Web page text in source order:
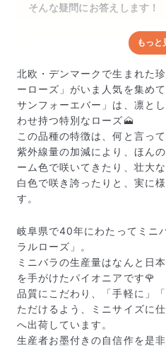
そんな疑問にお答えします！
どんな梱包で届くの？
出荷前に水揚げ（花が水を吸
し、専用ボックスに丁寧に梱
きゅっとまとめられて一見窮
中の衝撃による折れや擦れを
もっと
北欧・デンマークで生まれた
ーローズ」がいま人気を集め
サンフォーエバー」は、凛と
わせ持つ特別なローズ🗻
この品種の特徴は、何と言っ
紫外線量の加減により、ほん
ーム色で咲いてきたり、壮大
白色で咲き誇ったりと、実に
す。
岐阜県で40年にわたってミニ
ラルローズ」。
ミニバラの生産量はなんと日
を手がけたパイオニアです🌹
品質にこだわり、「手軽に」
ただけるよう、ミニサイズに
へ出荷しています。
生産者お墨付きの自信作を是